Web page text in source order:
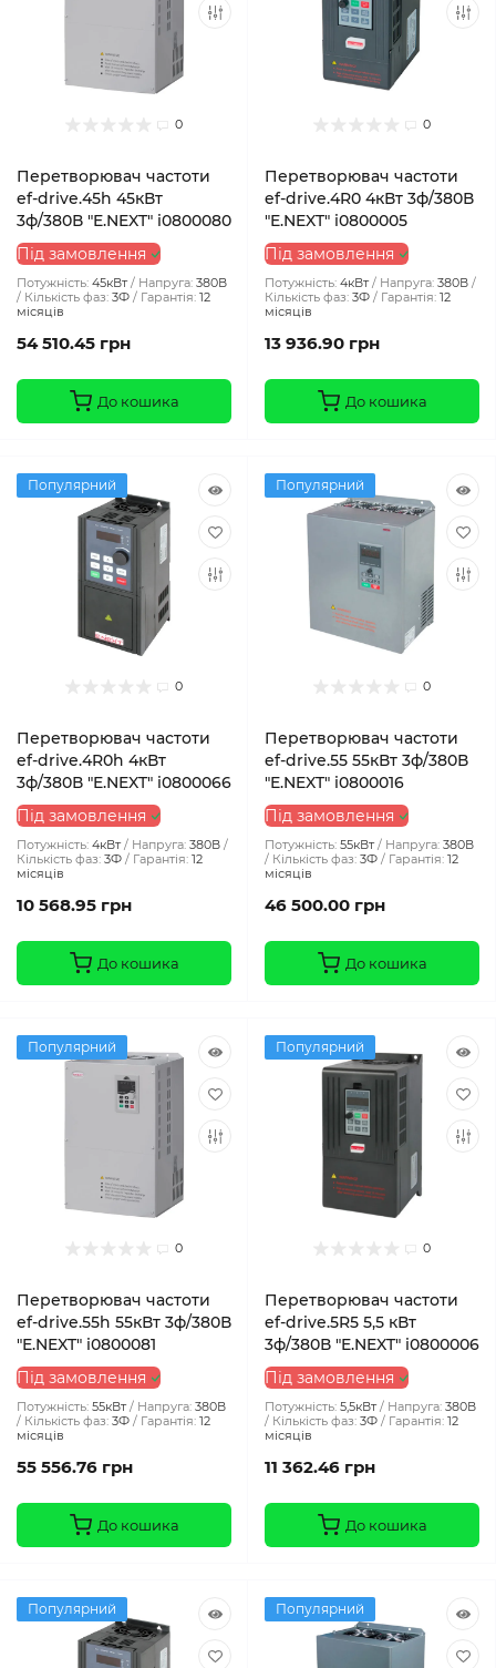
0
Перетворювач частоти
ef-drive.45h 45кВт
3ф/380В "E.NEXT" i0800080
Під замовлення
Потужність: 45кВт Напруга: 380В
Кількість фаз: 3Ф Гарантія: 12
місяців
54 510.45 грн
До кошика
0
Перетворювач частоти
ef-drive.4R0 4кВт 3ф/380В
"E.NEXT" i0800005
Під замовлення
Потужність: 4кВт Напруга: 380В
Кількість фаз: 3Ф Гарантія: 12
місяців
13 936.90 грн
До кошика
Популярний
0
Перетворювач частоти
ef-drive.4R0h 4кВт
3ф/380В "E.NEXT" i0800066
Під замовлення
Потужність: 4кВт Напруга: 380В
Кількість фаз: 3Ф Гарантія: 12
місяців
10 568.95 грн
До кошика
Популярний
0
Перетворювач частоти
ef-drive.55 55кВт 3ф/380В
"E.NEXT" i0800016
Під замовлення
Потужність: 55кВт Напруга: 380В
Кількість фаз: 3Ф Гарантія: 12
місяців
46 500.00 грн
До кошика
Популярний
0
Перетворювач частоти
ef-drive.55h 55кВт 3ф/380В
"E.NEXT" i0800081
Під замовлення
Потужність: 55кВт Напруга: 380В
Кількість фаз: 3Ф Гарантія: 12
місяців
55 556.76 грн
До кошика
Популярний
0
Перетворювач частоти
ef-drive.5R5 5,5 кВт
3ф/380В "E.NEXT" i0800006
Під замовлення
Потужність: 5,5кВт Напруга: 380В
Кількість фаз: 3Ф Гарантія: 12
місяців
11 362.46 грн
До кошика
Популярний Популярний